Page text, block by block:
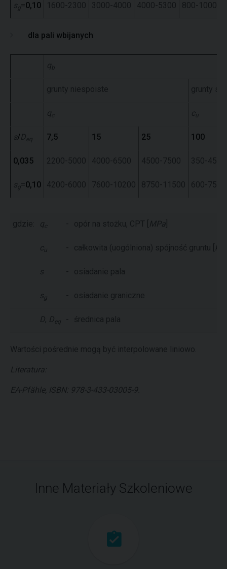
s g=0,10 1600-2300 3000-4000 4000-5300 800-1000
dla pali wbijanych
q b
grunty niespoiste grunty
q c u
s/Deq 7,5 15 25 100
0,035 2200-5000 4000-6500 4500-7500 350-450
s g=0,10 4200-6000 7600-10200 8750-11500 600-750
gdzie: q - opór na stożku, CPT [ MPa
c u - całkowita (uogólniona) spójność gruntu [
s - osiadanie pala
s g - osiadanie graniczne
D, Deq - średnica pala
Wartości pośrednie mogą być interpolowane liniowo.
Literatura:
EA-Pfähle, ISBN: 978-3-433-03005-9.
Inne Materiały Szkoleniowe